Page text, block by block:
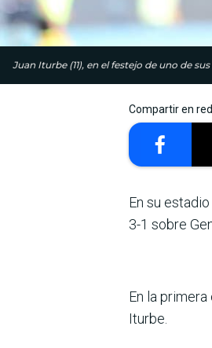
Juan Iturbe (11), en el festejo de uno de
Compartir en
En su
3-1 sobre
En la
Iturbe.